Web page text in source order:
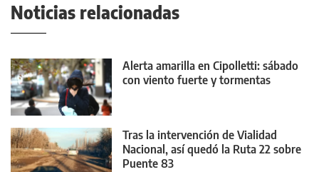
Noticias relacionadas
Alerta amarilla en Cipolletti: sábado
con viento fuerte y tormentas
Tras la intervención de Vialidad
Nacional, así quedó la Ruta 22 sobre
Puente 83